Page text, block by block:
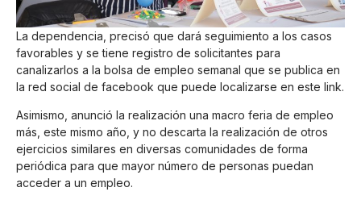
La dependencia, precisó que dará seguimiento a los casos
favorables y se tiene registro de solicitantes para
canalizarlos a la bolsa de empleo semanal que se publica en
la red social de facebook que puede localizarse en este link.
Asimismo, anunció la realización una macro feria de empleo
más, este mismo año, y no descarta la realización de otros
ejercicios similares en diversas comunidades de forma
periódica para que mayor número de personas puedan
acceder a un empleo.